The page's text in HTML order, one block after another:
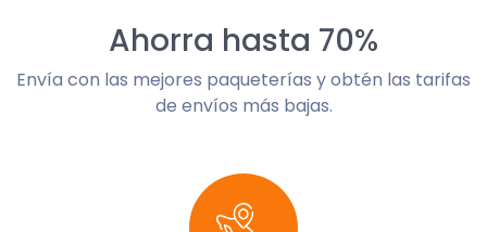
Ahorra hasta 70%
Envía con las mejores paqueterías y obtén las tarifas
de envíos más bajas.